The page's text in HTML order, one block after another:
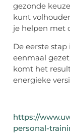
gezonde
kunt
je helpen met
De eerste
eenmaal
komt het
energieke
https://
personal-